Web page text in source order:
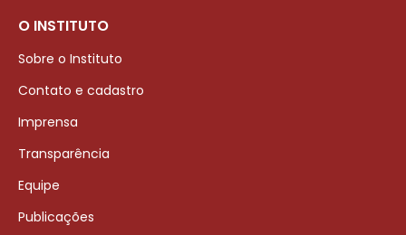
O INSTITUTO
Sobre o Instituto
Contato e cadastro
Imprensa
Transparência
Equipe
Publicações